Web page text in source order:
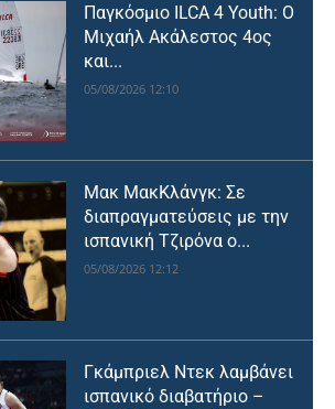
Παγκόσμιο ILCA 4 Youth: Ο
Μιχαήλ Ακάλεστος 4ος
και...
05/08/2026 12:10
Μακ ΜακΚλάνγκ: Σε
διαπραγματεύσεις με την
ισπανική Τζιρόνα ο...
05/08/2026 12:12
Γκάμπριελ Ντεκ λαμβάνει
ισπανικό διαβατήριο –